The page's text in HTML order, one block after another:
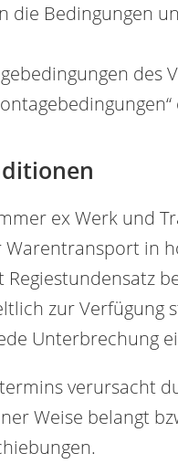
die Bedingungen
des
ex Werk und
in
zur Verfügung
Unterbrechung
verursacht
Weise belangt